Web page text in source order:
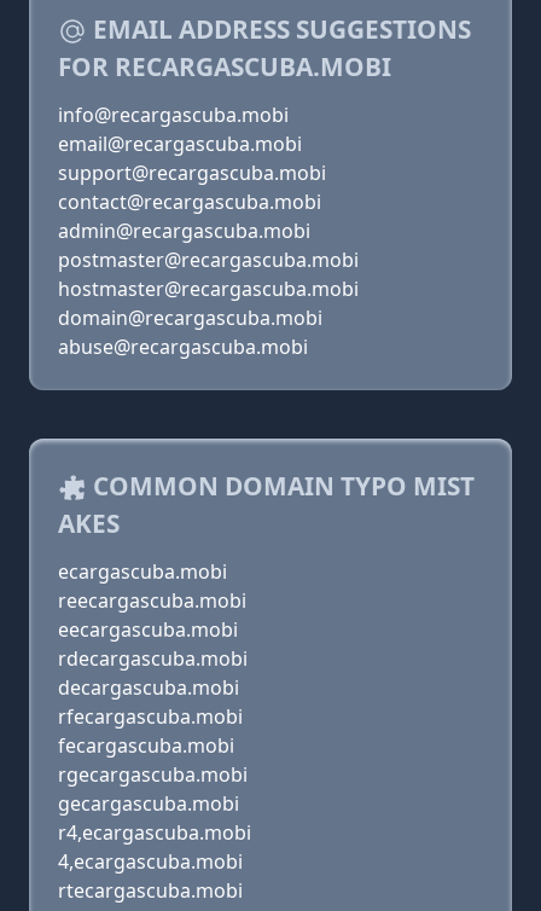
EMAIL ADDRESS SUGGESTIONS
FOR RECARGASCUBA.MOBI
info@recargascuba.mobi
email@recargascuba.mobi
support@recargascuba.mobi
contact@recargascuba.mobi
admin@recargascuba.mobi
postmaster@recargascuba.mobi
hostmaster@recargascuba.mobi
domain@recargascuba.mobi
abuse@recargascuba.mobi
COMMON DOMAIN TYPO MIST
AKES
ecargascuba.mobi
reecargascuba.mobi
eecargascuba.mobi
rdecargascuba.mobi
decargascuba.mobi
rfecargascuba.mobi
fecargascuba.mobi
rgecargascuba.mobi
gecargascuba.mobi
r4,ecargascuba.mobi
4,ecargascuba.mobi
rtecargascuba.mobi